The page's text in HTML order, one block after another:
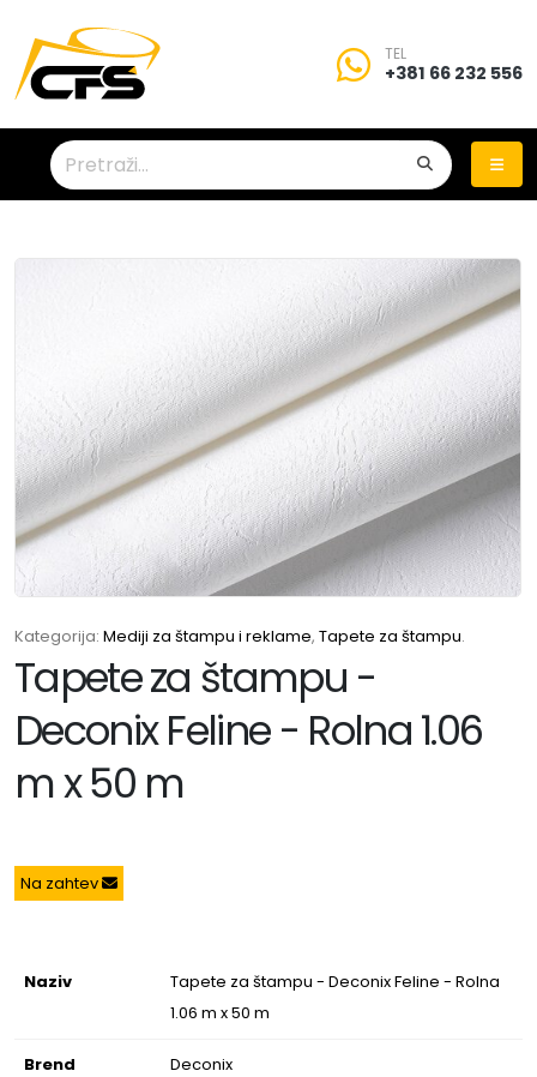
TEL
+381 66 232 556
Kategorija: Mediji za štampu i reklame, Tapete za štampu.
Tapete za štampu -
Deconix Feline - Rolna 1.06
m x 50 m
Na zahtev
Naziv
Tapete za štampu - Deconix Feline - Rolna
1.06 m x 50 m
Brend Deconix